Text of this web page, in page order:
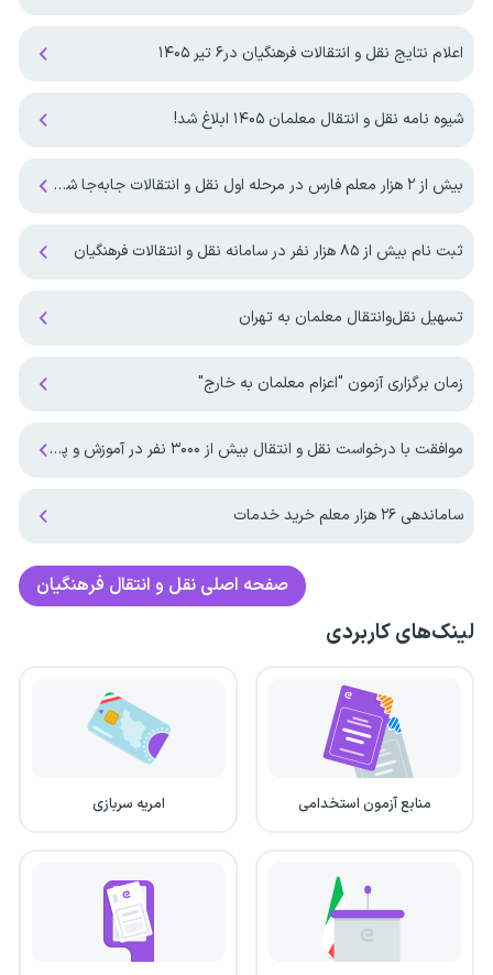
اعلام نتایج نقل و انتقالات فرهنگیان در۶ تیر ۱۴۰۵
شیوه نامه نقل و انتقال معلمان ۱۴۰۵ ابلاغ شد!
بیش از ۲ هزار معلم فارس در مرحله اول نقل و انتقالات جابه‌جا شدند
ثبت نام بیش از ۸۵ هزار نفر در سامانه نقل و انتقالات فرهنگیان
تسهیل نقل‌وانتقال معلمان به تهران
زمان برگزاری آزمون "اعزام معلمان به خارج"
موافقت با درخواست نقل و انتقال بیش از ۳۰۰۰ نفر در آموزش و پرورش سیستان و بلوچستان
ساماندهی ۲۶ هزار معلم خرید خدمات
صفحه اصلی نقل و انتقال فرهنگیان
لینک‌های کاربردی
منابع آزمون استخدامی امریه سربازی